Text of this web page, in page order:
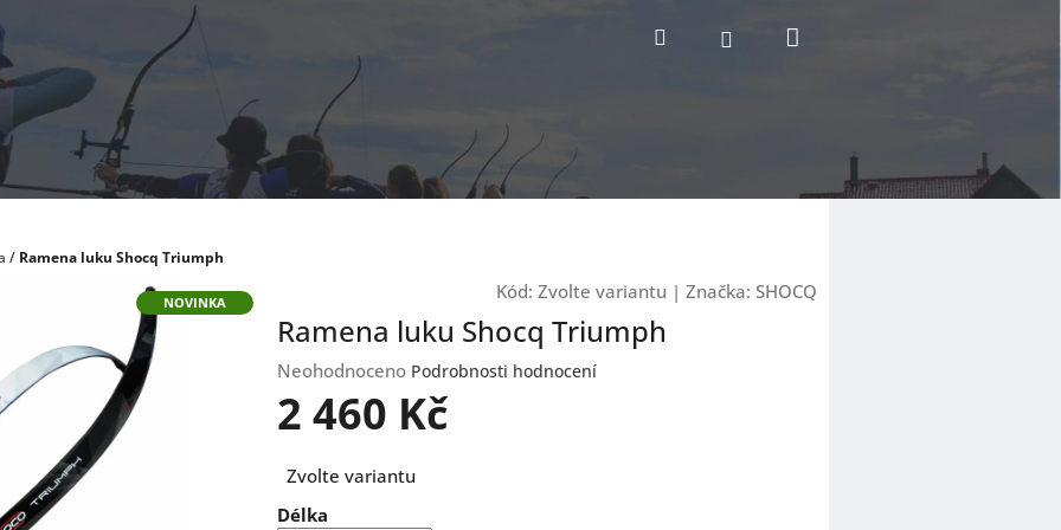
Hledat Přihlášení
/ Ramena luku Shocq Triumph
NOVINKA Kód: Zvolte variantu | Značka: SHOCQ
Ramena luku Shocq Triumph
Průměrné
hodnocení
produktu
0,0
5
Neohodnoceno Podrobnosti hodnocení
2 460 Kč
cena:
Zvolte variantu
Délka